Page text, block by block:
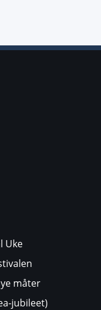
Uke
måter
jubileet)